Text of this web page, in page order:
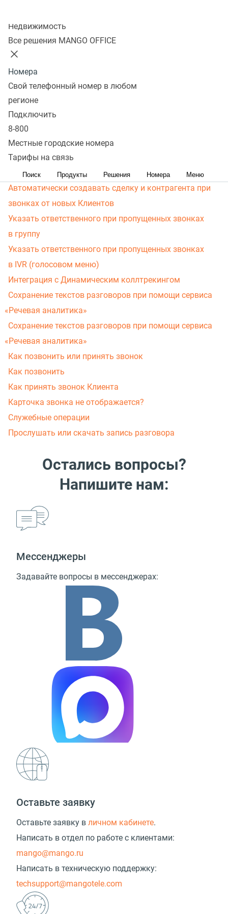
Недвижимость
Все решения MANGO OFFICE
Номера
Свой телефонный номер в любом
регионе
Подключить
8-800
Местные городские номера
Тарифы на связь
Поиск Продукты Решения Номера Меню
Настройка интеграции
ВАТС и Бизнес.ру
Начало работы с интеграцией
Как настроить интеграцию с Бизнес.ру
Как проверить, что интеграция работает
Настройки приложения интеграции
Как открыть форму настройки приложения
Обработка входящих звонков
Автоматически создавать сделку и контрагента при
звонках от новых Клиентов
Указать ответственного при пропущенных звонках
в группу
Указать ответственного при пропущенных звонках
в IVR (голосовом меню)
Интеграция с Динамическим коллтрекингом
Сохранение текстов разговоров при помощи сервиса
«Речевая аналитика»
Сохранение текстов разговоров при помощи сервиса
«Речевая аналитика»
Как позвонить или принять звонок
Как позвонить
Как принять звонок Клиента
Карточка звонка не отображается?
Служебные операции
Прослушать или скачать запись разговора
Остались вопросы?
Напишите нам:
Мессенджеры
Задавайте вопросы в мессенджерах:
Оставьте заявку
Оставьте заявку в личном кабинете.
Написать в отдел по работе с клиентами:
mango@mango.ru
Написать в техническую поддержку:
techsupport@mangotele.com